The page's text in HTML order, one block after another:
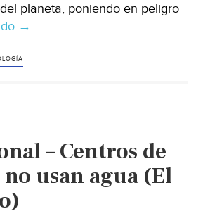
planeta, poniendo en peligro
Mundo-
hídrica
que
cambiando
→
– Centros de
usan agua (El